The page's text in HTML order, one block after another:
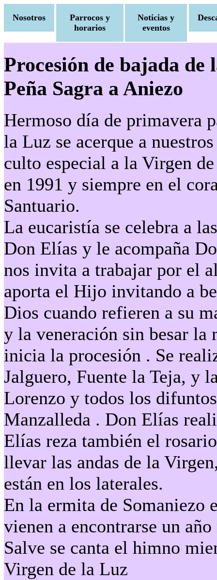
Nosotros
Parrocos y
horarios
Noticias y
eventos
Procesión de bajada de
Peña Sagra a Aniezo
Hermoso día de primavera
la Luz se acerque a
culto especial a la Virgen
en 1991 y siempre en el
Santuario.
La eucaristía se celebra a
Don Elías y le acompaña
nos invita a trabajar por el
aporta el Hijo invitando a
Dios cuando refieren a su
y la veneración sin besar la
inicia la procesión . Se
Jalguero, Fuente la Teja, y
Lorenzo y todos los
Manzalleda . Don Elías
Elías reza también el
llevar las andas de la
están en los laterales.
En la ermita de Somaniezo
vienen a encontrarse un
Salve se canta el himno
Virgen de la Luz